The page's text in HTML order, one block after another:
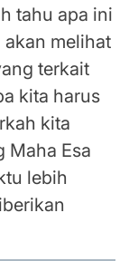
tahu apa ini
melihat
terkait
kita harus
kita
Maha Esa
lebih